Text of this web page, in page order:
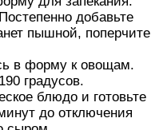
добавьте
пышной, поперчите
в форму к овощам.
градусов.
блюдо и готовьте
до отключения